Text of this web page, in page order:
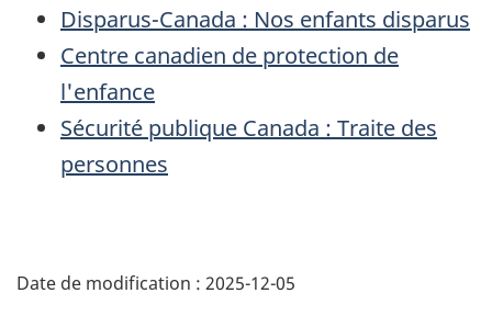
Disparus-Canada : Nos enfants disparus
Centre canadien de protection de
l'enfance
Sécurité publique Canada : Traite des
personnes
de
Date de modification : 2025-12-05